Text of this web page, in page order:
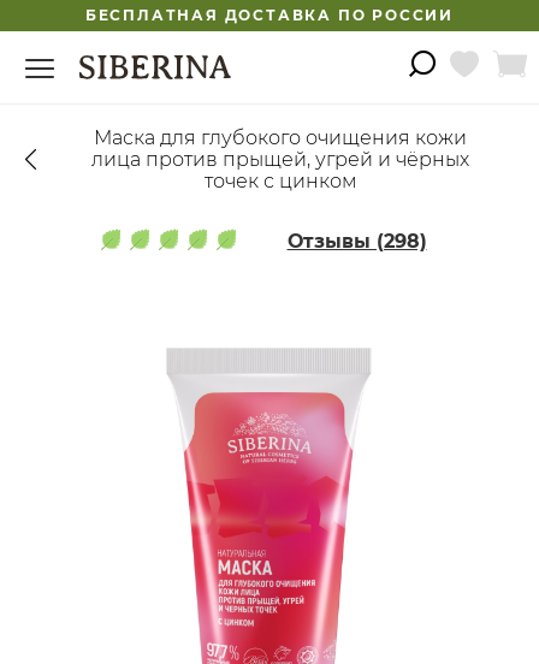
БЕСПЛАТНАЯ ДОСТАВКА ПО РОССИИ
Маска для глубокого очищения кожи
лица против прыщей, угрей и чёрных
точек с цинком
Отзывы (298)